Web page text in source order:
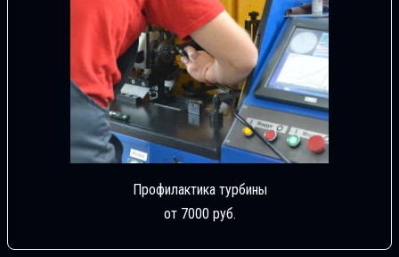
Профилактика турбины
от 7000 руб.